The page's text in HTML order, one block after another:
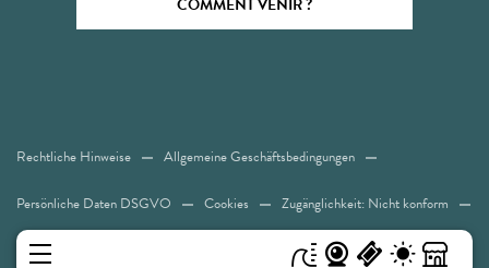
COMMENT VENIR ?
Rechtliche Hinweise Allgemeine Geschäftsbedingungen
Persönliche Daten DSGVO Cookies Zugänglichkeit: Nicht konform
Sitemap